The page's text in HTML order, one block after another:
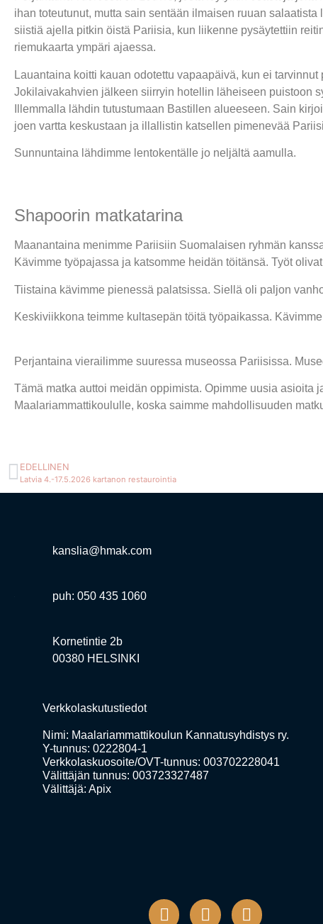
ihan toteutunut, mutta sain sentään ilmaisen ruuan
siistiä ajella pitkin öistä Pariisia, kun liikenne pysäytettiin
riemukaarta ympäri ajaessa.
Lauantaina koitti kauan odotettu vapaapäivä, kun ei
Jokilaivakahvien jälkeen siirryin hotellin läheiseen puistoon
Illemmalla lähdin tutustumaan Bastillen alueeseen. Sain
joen vartta keskustaan ja illallistin katsellen pimenevää
Sunnuntaina lähdimme lentokentälle jo neljältä aamulla.
Shapoorin matkatarina
Maanantaina menimme Pariisiin Suomalaisen ryhmän
Kävimme työpajassa ja katsomme heidän töitänsä. Työt
Tiistaina kävimme pienessä palatsissa. Siellä oli paljon
Keskiviikkona teimme kultasepän töitä työpaikassa.
Perjantaina vierailimme suuressa museossa Pariisissa.
Tämä matka auttoi meidän oppimista. Opimme uusia asioita
Maalariammattikoululle, koska saimme mahdollisuuden
EDELLINEN
Latvia 4.-17.5.2026 kartanon restaurointia
kanslia@hmak.com
puh: 050 435 1060
Kornetintie 2b
00380 HELSINKI
Verkkolaskutustiedot
Nimi: Maalariammattikoulun Kannatusyhdistys ry.
Y-tunnus: 0222804-1
Verkkolaskuosoite/OVT-tunnus: 003702228041
Välittäjän tunnus: 003723327487
Välittäjä: Apix